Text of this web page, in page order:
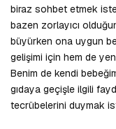
biraz sohbet etmek
bazen zorlayıcı
büyürken ona uygun
gelişimi için hem de
Benim de kendi
gıdaya geçişle ilgili
tecrübelerini duymak